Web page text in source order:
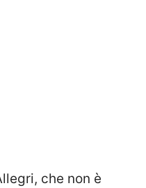
che non è